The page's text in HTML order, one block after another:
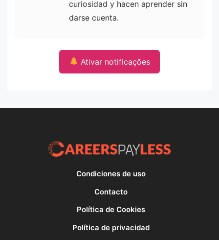
curiosidad y hacen aprender sin
darse cuenta.
Ativar notificações
Condiciones de uso
Contacto
Política de Cookies
Política de privacidad